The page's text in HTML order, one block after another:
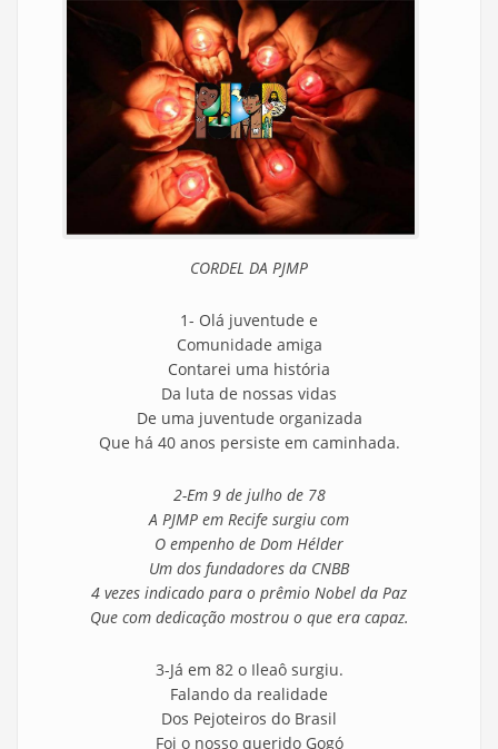
CORDEL DA PJMP
1- Olá juventude e
Comunidade amiga
Contarei uma história
Da luta de nossas vidas
De uma juventude organizada
Que há 40 anos persiste em caminhada.
2-Em 9 de julho de 78
A PJMP em Recife surgiu com
O empenho de Dom Hélder
Um dos fundadores da CNBB
4 vezes indicado para o prêmio Nobel da Paz
Que com dedicação mostrou o que era capaz.
3-Já em 82 o Ileaô surgiu.
Falando da realidade
Dos Pejoteiros do Brasil
Foi o nosso querido Gogó